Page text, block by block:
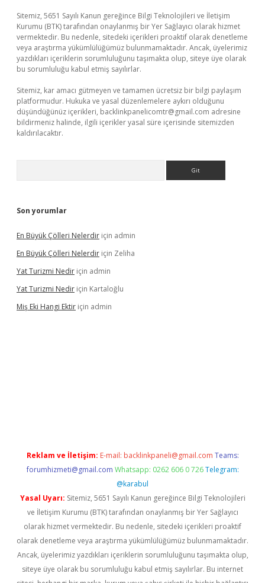
Sitemiz, 5651 Sayılı Kanun gereğince Bilgi Teknolojileri ve İletişim
Kurumu (BTK) tarafından onaylanmış bir Yer Sağlayıcı olarak hizmet
vermektedir. Bu nedenle, sitedeki içerikleri proaktif olarak denetleme
veya araştırma yükümlülüğümüz bulunmamaktadır. Ancak, üyelerimiz
yazdıkları içeriklerin sorumluluğunu taşımakta olup, siteye üye olarak
bu sorumluluğu kabul etmiş sayılırlar.
Sitemiz, kar amacı gütmeyen ve tamamen ücretsiz bir bilgi paylaşım
platformudur. Hukuka ve yasal düzenlemelere aykırı olduğunu
düşündüğünüz içerikleri, backlinkpanelicomtr@gmail.com adresine
bildirmeniz halinde, ilgili içerikler yasal süre içerisinde sitemizden
kaldırılacaktır.
Son yorumlar
En Büyük Çölleri Nelerdir için admin
En Büyük Çölleri Nelerdir için Zeliha
Yat Turizmi Nedir için admin
Yat Turizmi Nedir için Kartaloğlu
Miş Eki Hangi Ektir için admin
Reklam ve İletişim: E-mail: backlinkpaneli@gmail.com Teams:
forumhizmeti@gmail.com Whatsapp: 0262 606 0 726 Telegram:
@karabul
Yasal Uyarı: Sitemiz, 5651 Sayılı Kanun gereğince Bilgi Teknolojileri
ve İletişim Kurumu (BTK) tarafından onaylanmış bir Yer Sağlayıcı
olarak hizmet vermektedir. Bu nedenle, sitedeki içerikleri proaktif
olarak denetleme veya araştırma yükümlülüğümüz bulunmamaktadır.
Ancak, üyelerimiz yazdıkları içeriklerin sorumluluğunu taşımakta olup,
siteye üye olarak bu sorumluluğu kabul etmiş sayılırlar. Bu internet